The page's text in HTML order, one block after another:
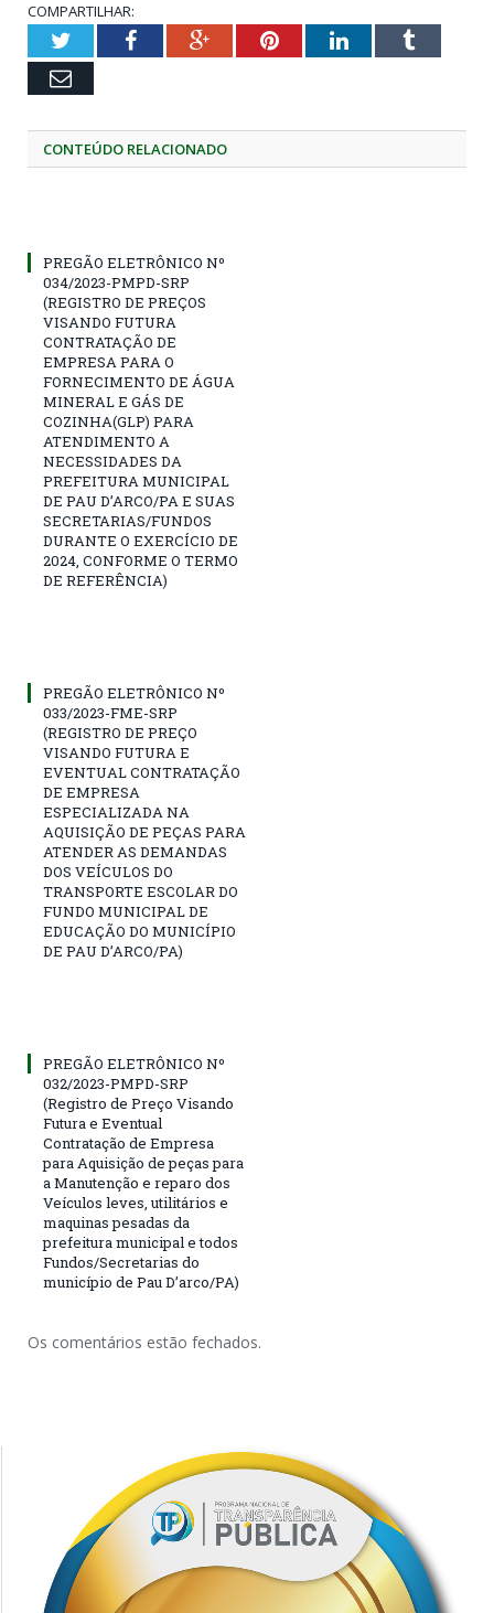
COMPARTILHAR:
TwitterFacebookGoogle+PinterestLinkedInTumblr
Email
CONTEÚDO RELACIONADO
PREGÃO ELETRÔNICO Nº
034/2023-PMPD-SRP
(REGISTRO DE PREÇOS
VISANDO FUTURA
CONTRATAÇÃO DE
EMPRESA PARA O
FORNECIMENTO DE ÁGUA
MINERAL E GÁS DE
COZINHA(GLP) PARA
ATENDIMENTO A
NECESSIDADES DA
PREFEITURA MUNICIPAL
DE PAU D’ARCO/PA E SUAS
SECRETARIAS/FUNDOS
DURANTE O EXERCÍCIO DE
2024, CONFORME O TERMO
DE REFERÊNCIA)
PREGÃO ELETRÔNICO Nº
033/2023-FME-SRP
(REGISTRO DE PREÇO
VISANDO FUTURA E
EVENTUAL CONTRATAÇÃO
DE EMPRESA
ESPECIALIZADA NA
AQUISIÇÃO DE PEÇAS PARA
ATENDER AS DEMANDAS
DOS VEÍCULOS DO
TRANSPORTE ESCOLAR DO
FUNDO MUNICIPAL DE
EDUCAÇÃO DO MUNICÍPIO
DE PAU D’ARCO/PA)
PREGÃO ELETRÔNICO Nº
032/2023-PMPD-SRP
(Registro de Preço Visando
Futura e Eventual
Contratação de Empresa
para Aquisição de peças para
a Manutenção e reparo dos
Veículos leves, utilitários e
maquinas pesadas da
prefeitura municipal e todos
Fundos/Secretarias do
município de Pau D’arco/PA)
Os comentários estão fechados.